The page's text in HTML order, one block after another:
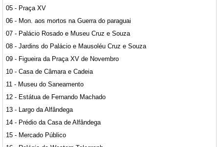
05 - Praça XV
06 - Mon. aos mortos na Guerra do paraguai
07 - Palácio Rosado e Museu Cruz e Souza
08 - Jardins do Palácio e Mausoléu Cruz e Souza
09 - Figueira da Praça XV de Novembro
10 - Casa de Câmara e Cadeia
11 - Museu do Saneamento
12 - Estátua de Fernando Machado
13 - Largo da Alfândega
14 - Prédio da Casa de Alfândega
15 - Mercado Público